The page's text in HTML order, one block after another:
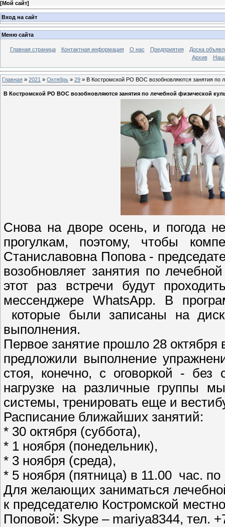
[Мой сайт]
Вход на сайт
Меню сайта
Главная страница Контактная информация О нас Предприятия
Доска
Архив
Главная » 2021 » Октябрь » 29 » В Костромской РО ВОС возобновляются занятия по
В Костромской РО ВОС возобновляются занятия по лечебной физической
Снова на дворе осень, и погода
прогулкам, поэтому, чтобы
Станиславовна Попова -
возобновляет занятия по
этот раз встречи будут
мессенджере WhatsApp. В
которые были записаны на
выполнения.
Первое занятие прошло 28 октября
предложили выполнение
стоя, конечно, с оговоркой -
нагрузке на различные группы
системы, тренировать еще и
Расписание ближайших занятий:
* 30 октября (суббота),
* 1 ноября (понедельник),
* 3 ноября (среда),
* 5 ноября (пятница) в 11.00 час.
Для желающих заниматься
к председателю Костромской
Поповой: Skype – mariya8344, тел.